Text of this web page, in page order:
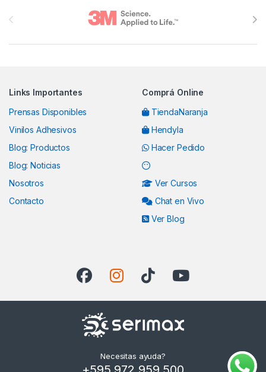
Links Importantes
Prensas Disponibles
Vinilos Adhesivos
Blog: Productos
Blog: Noticias
Nosotros
Contacto
Comprá Online
TiendaNaranja
Hendyla
Hacer Pedido
Ver Cursos
Chat en Vivo
Ver Blog
Necesitas ayuda?